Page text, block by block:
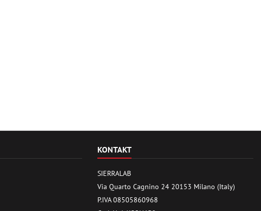
KONTAKT
SIERRALAB
Via Quarto Cagnino 24 20153 Milano (Italy)
P.IVA 08505860968